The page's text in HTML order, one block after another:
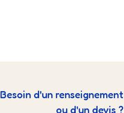
Besoin d'un renseignement
ou d'un devis ?